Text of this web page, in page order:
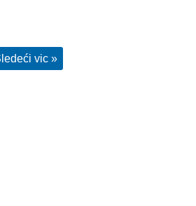
vic »